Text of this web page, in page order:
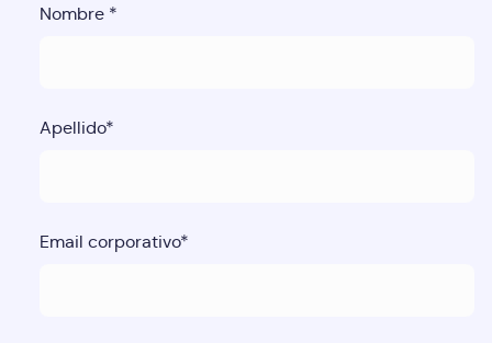
Nombre *
Apellido*
Email corporativo*